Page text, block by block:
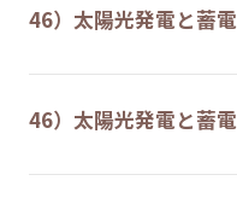
46）太陽光発電と蓄
46）太陽光発電と蓄